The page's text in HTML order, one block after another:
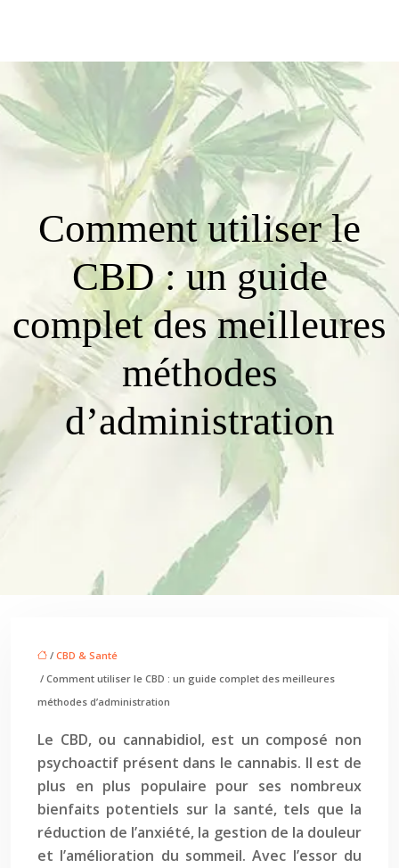
Comment utiliser le
CBD : un guide
complet des meilleures
méthodes
d’administration
/ CBD & Santé
/ Comment utiliser le CBD : un guide complet des meilleures
méthodes d’administration
Le CBD, ou cannabidiol, est un composé non
psychoactif présent dans le cannabis. Il est de
plus en plus populaire pour ses nombreux
bienfaits potentiels sur la santé, tels que la
réduction de l’anxiété, la gestion de la douleur
et l’amélioration du sommeil. Avec l’essor du